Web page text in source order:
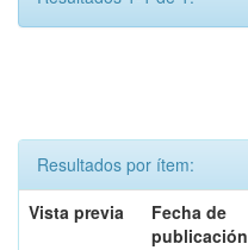
Resultados por ítem:
Vista previa
Fecha de
publicación